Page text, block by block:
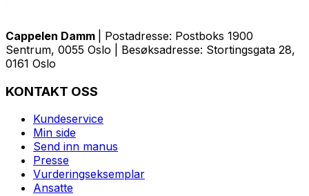
Cappelen Damm
| Postadresse: Postboks 1900
Sentrum, 0055 Oslo | Besøksadresse: Stortingsgata 28,
0161 Oslo
KONTAKT OSS
Kundeservice
Min side
Send inn manus
Presse
Vurderingseksemplar
Ansatte